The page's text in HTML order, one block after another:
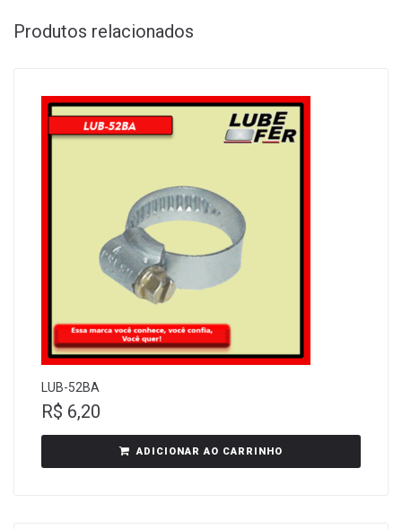
Produtos relacionados
LUB-52BA
R$ 6,20
ADICIONAR AO CARRINHO